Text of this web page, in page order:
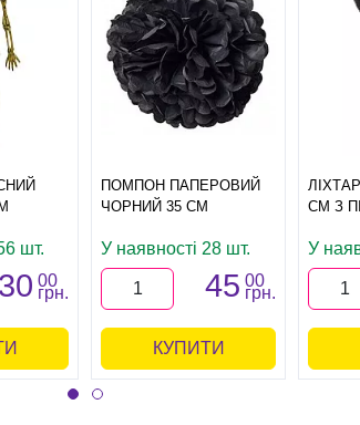
шт.
00
грн.
ПОМПОН ПАПЕРОВИЙ
ЧОРНИЙ 35 СМ
У наявності 28 шт.
45 00
грн.
КУПИТИ
СМ З
У